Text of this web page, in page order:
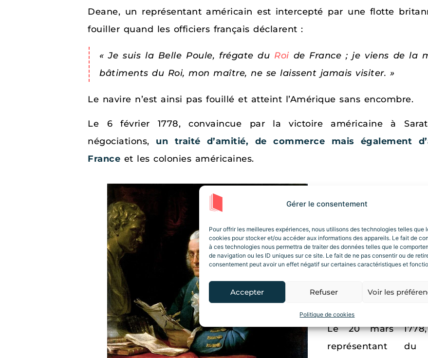
Gérer le consentement
Pour offrir les meilleures expériences, nous utilisons des technologies telles que
cookies pour stocker et/ou accéder aux informations des appareils. Le fait de
à ces technologies nous permettra de traiter des données telles que le
de navigation ou les ID uniques sur ce site. Le fait de ne pas consentir ou de
consentement peut avoir un effet négatif sur certaines caractéristiques et
Accepter Refuser Voir les
Politique de cookies
Deane, un représentant américain est intercepté par une flotte
fouiller quand les officiers français déclarent :
« Je suis la Belle Poule, frégate du Roide France ; je viens de la
bâtiments du Roi, mon maître, ne se laissent jamais visiter. »
Le navire n’est ainsi pas fouillé et atteint l’Amérique sans encombre.
Le 6 février 1778, convaincue par la victoire américaine à
négociations, un traité d’amitié, de commerce mais également
France et les colonies américaines.
Louis XVIs’engage
souveraineté et
Colonies. Cette
Le 20 mars 1778,
représentant